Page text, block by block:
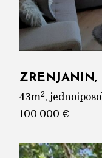
ZRENJANIN,
43m2,
100 000 €